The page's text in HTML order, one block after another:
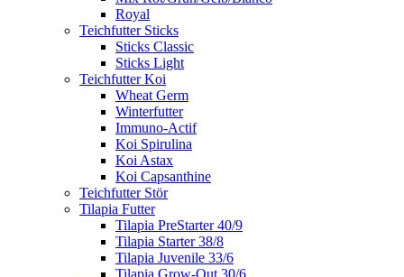
Royal
Teichfutter Sticks
Sticks Classic
Sticks Light
Teichfutter Koi
Wheat Germ
Winterfutter
Immuno-Actif
Koi Spirulina
Koi Astax
Koi Capsanthine
Teichfutter Stör
Tilapia Futter
Tilapia PreStarter 40/9
Tilapia Starter 38/8
Tilapia Juvenile 33/6